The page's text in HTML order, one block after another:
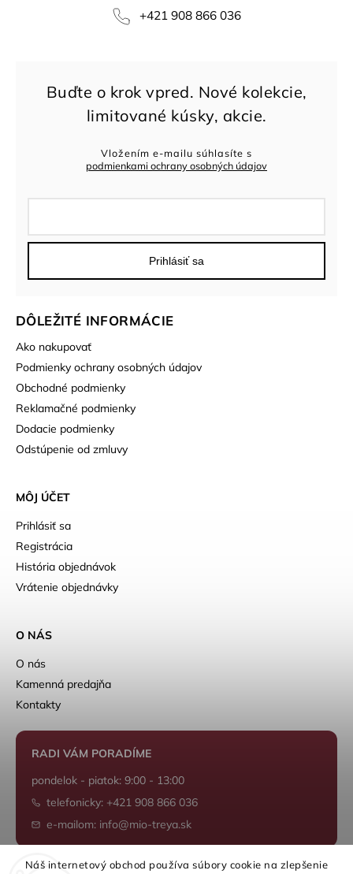
Náš internetový obchod používa súbory cookie na zlepšenie
+421 908 866 036
DÔLEŽITÉ INFORMÁCIE
Ako nakupovať
Podmienky ochrany osobných údajov
Obchodné podmienky
Reklamačné podmienky
Dodacie podmienky
Odstúpenie od zmluvy
MÔJ ÚČET
Prihlásiť sa
Registrácia
História objednávok
Vrátenie objednávky
Vložením e-mailu súhlasíte s
podmienkami ochrany osobných údajov
Prihlásiť sa
O NÁS
O nás
Kamenná predajňa
Kontakty
RADI VÁM PORADÍME
pondelok - piatok: 9:00 - 13:00
telefonicky: +421 908 866 036
e-mailom: info@mio-treya.sk